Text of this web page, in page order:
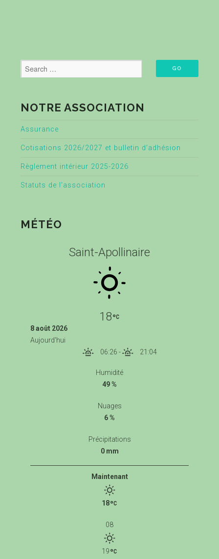
NOTRE ASSOCIATION
Assurance
Cotisations 2026/2027 et bulletin d’adhésion
Règlement intérieur 2025-2026
Statuts de l’association
MÉTÉO
Saint-Apollinaire
18
8 août 2026
Aujourd'hui
06:26 - 21:04
Humidité
49 %
Nuages
6 %
Précipitations
0 mm
Maintenant
18
08
19